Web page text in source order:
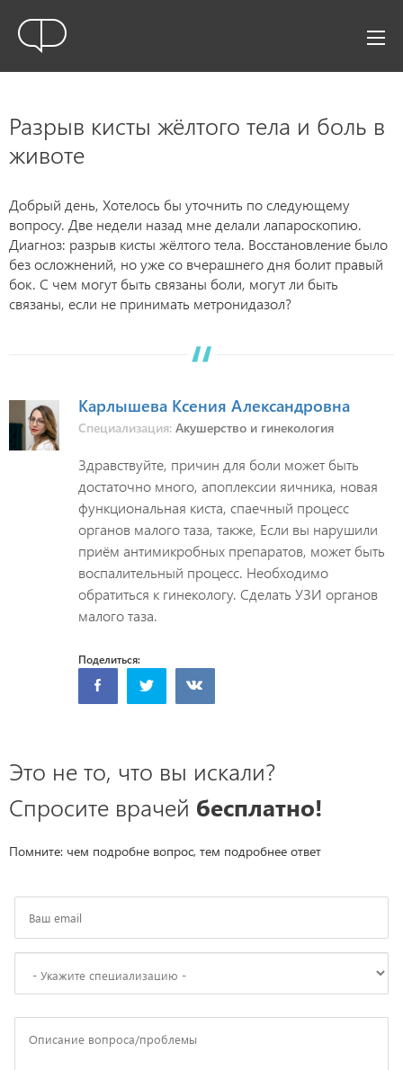
Разрыв кисты жёлтого тела и боль в
животе
Добрый день, Хотелось бы уточнить по следующему
вопросу. Две недели назад мне делали лапароскопию.
Диагноз: разрыв кисты жёлтого тела. Восстановление было
без осложнений, но уже со вчерашнего дня болит правый
бок. С чем могут быть связаны боли, могут ли быть
связаны, если не принимать метронидазол?
Карлышева Ксения Александровна
Специализация: Акушерство и гинекология
Здравствуйте, причин для боли может быть
достаточно много, апоплексии яичника, новая
функциональная киста, спаечный процесс
органов малого таза, также, Если вы нарушили
приём антимикробных препаратов, может быть
воспалительный процесс. Необходимо
обратиться к гинекологу. Сделать УЗИ органов
малого таза.
Поделиться:
Это не то, что вы искали?
Спросите врачей бесплатно!
Помните: чем подробне вопрос, тем подробнее ответ